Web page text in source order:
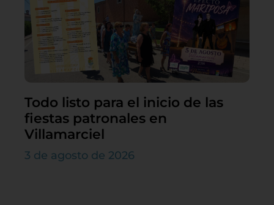
Todo listo para el inicio de las
fiestas patronales en
Villamarciel
3 de agosto de 2026